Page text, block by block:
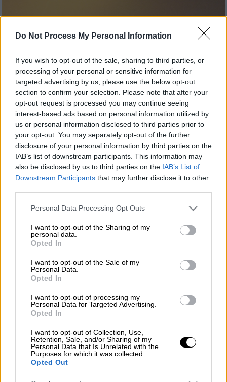
Do Not Process My Personal Information
If you wish to opt-out of the sale, sharing to third parties, or
processing of your personal or sensitive information for
targeted advertising by us, please use the below opt-out
section to confirm your selection. Please note that after your
opt-out request is processed you may continue seeing
interest-based ads based on personal information utilized by
us or personal information disclosed to third parties prior to
your opt-out. You may separately opt-out of the further
disclosure of your personal information by third parties on the
IAB’s list of downstream participants. This information may
also be disclosed by us to third parties on the IAB’s List of
Downstream Participants that may further disclose it to other
Please note that this website/app uses one or more Google
not limited to your visit or usage behaviour. You may click to
grant or deny consent to Google and its third-party tags to
use your data for below specified purposes in below Google
consent section.
Personal Data Processing Opt Outs
I want to opt-out of the Sharing of my
personal data.
Opted In
I want to opt-out of the Sale of my
Personal Data.
Opted In
I want to opt-out of processing my
Personal Data for Targeted Advertising.
Opted In
I want to opt-out of Collection, Use,
Retention, Sale, and/or Sharing of my
Personal Data that Is Unrelated with the
Purposes for which it was collected.
Opted Out
(Eurokinissi)
Προσθέστε το ΕΘΝΟΣ στη Google
Εντός του 2020 αναμένεται να ξεκινήσει το
έργο εκσυγχρονισμού του ηλεκτροφωτισμού
στοοδικό δίκτυοτηςΚεντρικής
Μακεδονίας, που αφορά στηναντικατάσταση
15.000 λαμπτήρωνμε νέους, τύπουled. Από
το έργο αυτό ηΠεριφέρειαεκτιμά ότι θα
εξοικονομήσει ενέργεια σε ποσοστό 60%
έως 70%.
Σύμφωνα με τοναντιπεριφερειάρχη
Υποδομών και Δικτύων της Περιφέρειας,
Πάρι Μπίλλια
, ο διαγωνισμός για το έργο,
ύψους 12 εκατ. ευρώ, θα γίνει τον επόμενο
μήνα. Θα ακολουθηθούν οι διαδικασίες των
ΣΔΙΤ (συμπράξεων δημόσιου και ιδιωτικού
τομέα), ενώ τα έργα θα γίνουν σε όλες τις
και υπολογίζεται να ολοκληρωθούν σε
περίπου δύο χρόνια από σήμερα.
Ο κ. Μπίλλιας, στο περιθώριο της